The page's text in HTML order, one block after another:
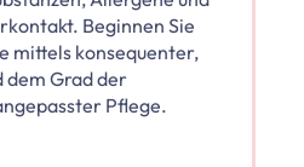
Beginnen Sie
mittels konsequenter,
dem Grad der
Pflege.